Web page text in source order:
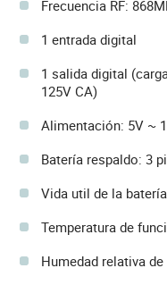
Frecuencia RF:
1 entrada digital
1 salida digital
125V CA)
Alimentación: 5V ~
Batería respaldo: 3
Vida util de la
Temperatura de
Humedad relativa